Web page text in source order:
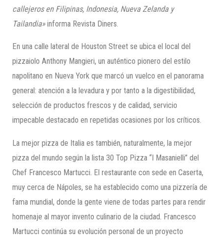
callejeros en Filipinas, Indonesia, Nueva Zelanda y
Tailandia»informa Revista Diners.
En una calle lateral de Houston Street se ubica el local del
pizzaiolo Anthony Mangieri, un auténtico pionero del estilo
napolitano en Nueva York que marcó un vuelco en el panorama
general: atención a la levadura y por tanto a la digestibilidad,
selección de productos frescos y de calidad, servicio
impecable destacado en repetidas ocasiones por los críticos.
La mejor pizza de Italia es también, naturalmente, la mejor
pizza del mundo según la lista 30 Top Pizza “I Masanielli” del
Chef Francesco Martucci. El restaurante con sede en Caserta,
muy cerca de Nápoles, se ha establecido como una pizzería de
fama mundial, donde la gente viene de todas partes para rendir
homenaje al mayor invento culinario de la ciudad. Francesco
Martucci continúa su evolución personal de un proyecto